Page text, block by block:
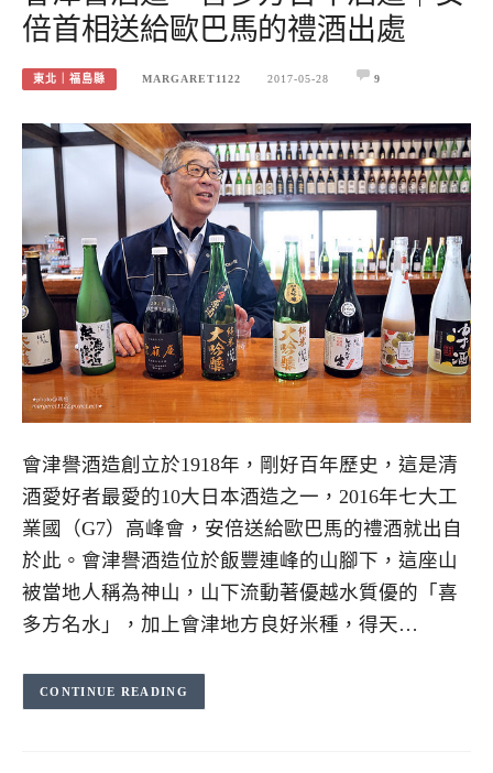
倍首相送給歐巴馬的禮酒出處
東北｜福島縣 MARGARET1122 2017-05-28 9
會津譽酒造創立於1918年，剛好百年歷史，這是清
酒愛好者最愛的10大日本酒造之一，2016年七大工
業國（G7）高峰會，安倍送給歐巴馬的禮酒就出自
於此。會津譽酒造位於飯豐連峰的山腳下，這座山
被當地人稱為神山，山下流動著優越水質優的「喜
多方名水」，加上會津地方良好米種，得天…
CONTINUE READING